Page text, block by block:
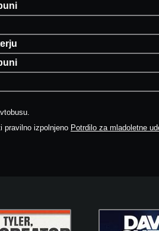
pravilno izpolnjeno Potrdilo za mladoletne